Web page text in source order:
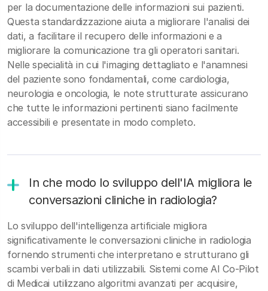
per la documentazione delle informazioni sui pazienti.
Questa standardizzazione aiuta a migliorare l'analisi dei
dati, a facilitare il recupero delle informazioni e a
migliorare la comunicazione tra gli operatori sanitari.
Nelle specialità in cui l'imaging dettagliato e l'anamnesi
del paziente sono fondamentali, come cardiologia,
neurologia e oncologia, le note strutturate assicurano
che tutte le informazioni pertinenti siano facilmente
accessibili e presentate in modo completo.
In che modo lo sviluppo dell'IA migliora le
conversazioni cliniche in radiologia?
Lo sviluppo dell'intelligenza artificiale migliora
significativamente le conversazioni cliniche in radiologia
fornendo strumenti che interpretano e strutturano gli
scambi verbali in dati utilizzabili. Sistemi come AI Co-Pilot
di Medicai utilizzano algoritmi avanzati per acquisire,